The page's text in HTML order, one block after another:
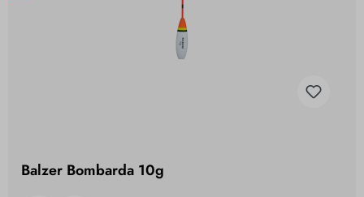
Balzer Bombarda 10g